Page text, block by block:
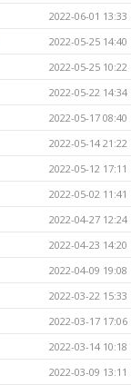
2022-06-01 13:33
2022-05-25 14:40
2022-05-25 10:22
2022-05-22 14:34
2022-05-17 08:40
2022-05-14 21:22
2022-05-12 17:11
2022-05-02 11:41
2022-04-27 12:24
2022-04-23 14:20
2022-04-09 19:08
2022-03-22 15:33
2022-03-17 17:06
2022-03-14 10:18
2022-03-09 13:11